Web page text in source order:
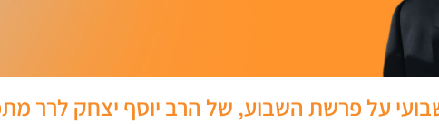
על פרשת השבוע, של הרב יוסף יצחק לרר